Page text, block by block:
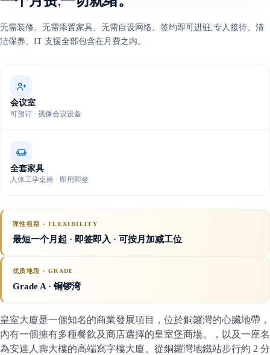
无需装修、无需添置家具、无需自设网络。签约即可进驻,专人接待、清
洁保养、IT 支援全部包含在月费之内。
会议室
可预订 · 视像会议设备
全套家具
人体工学桌椅 · 即用即坐
弹性租期 · FLEXIBILITY
最短一个月起 · 即签即入 · 可按月加减工位
优质地段 · GRADE
Grade A· 铜锣湾
皇室大廈是一個知名的商業發展項目，位於銅鑼灣的心臟地帶，
內有一個擁有多種餐飲及商店選擇的皇室堡商場。，以及一座名
為安達人壽大樓的高端寫字樓大廈。從銅鑼灣地鐵站步行約 2 分